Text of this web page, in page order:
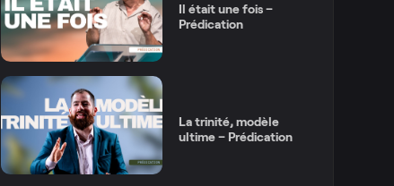
Il était une fois –
Prédication
La trinité, modèle
ultime – Prédication